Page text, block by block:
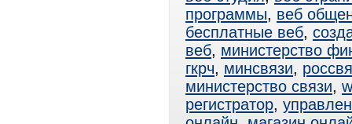
программы, веб
бесплатные веб,
веб, министерство
гкрч, минсвязи,
министерство связи,
регистратор,